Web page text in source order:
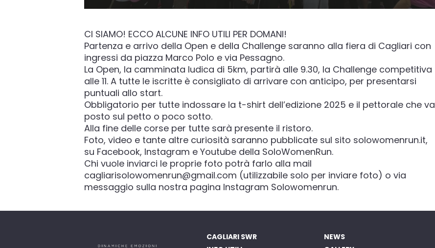
CI SIAMO! ECCO ALCUNE INFO UTILI PER DOMANI!
Partenza e arrivo della Open e della Challenge saranno alla fiera di Cagliari con
ingressi da piazza Marco Polo e via Pessagno.
La Open, la camminata ludica di 5km, partirà alle 9.30, la Challenge competitiva
alle 11. A tutte le iscritte è consigliato di arrivare con anticipo, per presentarsi
puntuali allo start.
Obbligatorio per tutte indossare la t-shirt dell’edizione 2025 e il pettorale che va
posto sul petto o poco sotto.
Alla fine delle corse per tutte sarà presente il ristoro.
Foto, video e tante altre curiosità saranno pubblicate sul sito solowomenrun.it,
su Facebook, Instagram e Youtube della SoloWomenRun.
Chi vuole inviarci le proprie foto potrà farlo alla mail
cagliarisolowomenrun@gmail.com (utilizzabile solo per inviare foto) o via
messaggio sulla nostra pagina Instagram Solowomenrun.
CAGLIARI SWR
NEWS